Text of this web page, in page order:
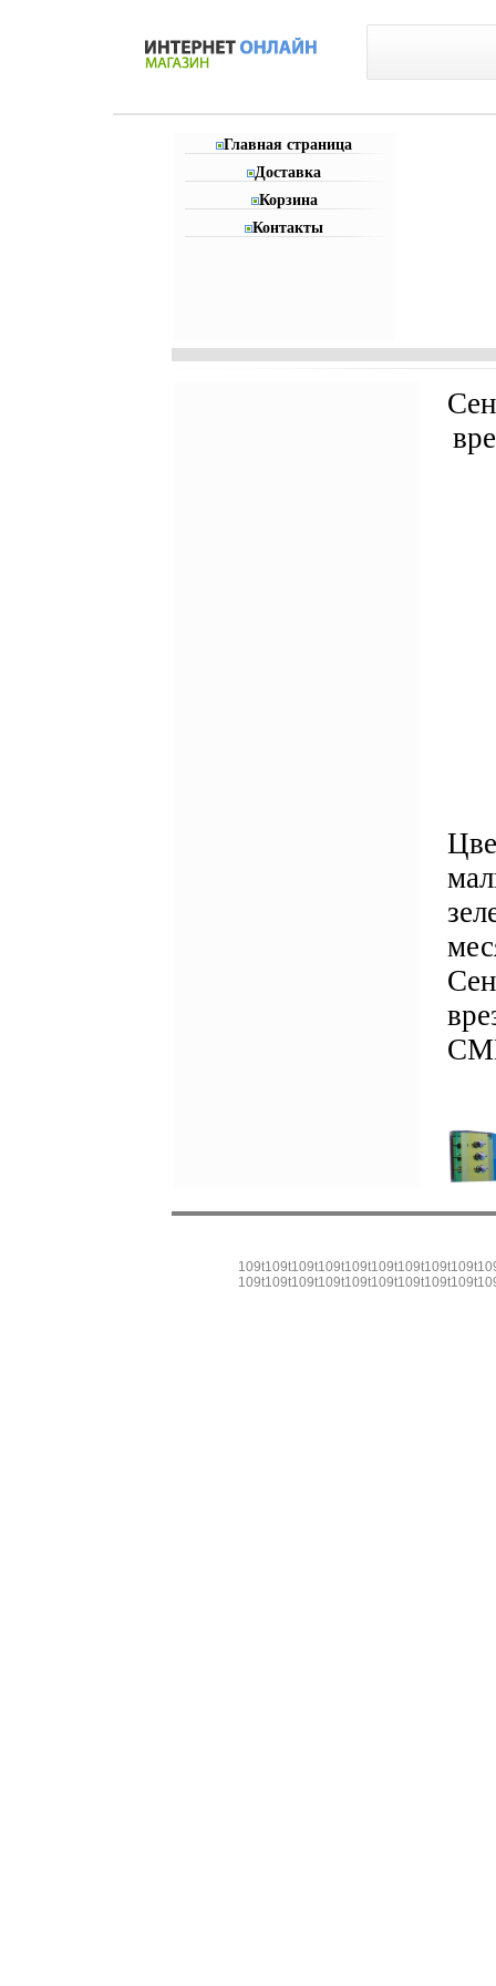
Главная страница
Доставка
Корзина
Контакты
109t109t109t109t109t109t109t109t109t
109t109t109t109t109t109t109t109t109t